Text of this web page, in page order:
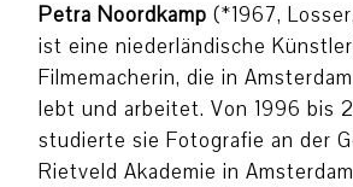
Petra Noordkamp (*1967,
ist eine niederländische
Filmemacherin, die in
lebt und arbeitet. Von 1996 bis
studierte sie Fotografie an der
Rietveld Akademie in